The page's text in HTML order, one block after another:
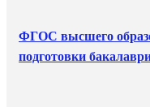
ФГОС высшего
подготовки